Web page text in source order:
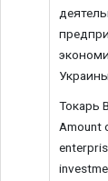
Украины
Токарь
Amount